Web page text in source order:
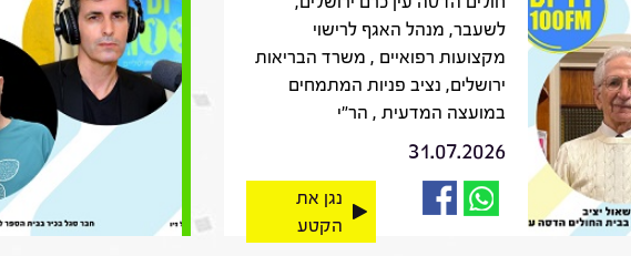
לשעבר, מנהל האגף לרישוי
מקצועות רפואיים , משרד הבריאות
ירושלים, נציב פניות המתמחים
במועצה המדעית , הר״י
31.07.2026
נגן את
הקטע